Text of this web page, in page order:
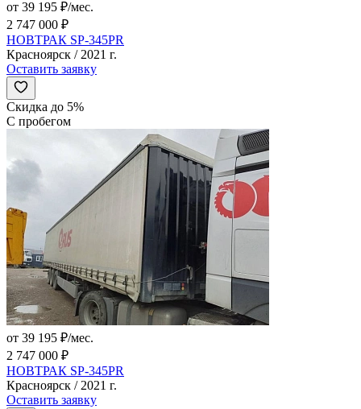
от 39 195 ₽/мес.
2 747 000 ₽
НОВТРАК SP-345PR
Красноярск / 2021 г.
Оставить заявку
Скидка до 5%
С пробегом
от 39 195 ₽/мес.
2 747 000 ₽
НОВТРАК SP-345PR
Красноярск / 2021 г.
Оставить заявку